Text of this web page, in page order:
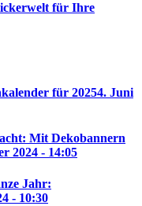
für Ihre
für 20254. Juni
Mit Dekobannern
2024 - 14:05
Jahr:
- 10:30